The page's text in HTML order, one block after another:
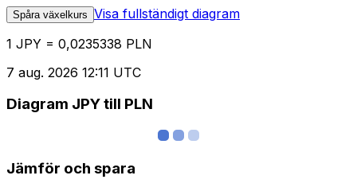
Spåra växelkurs Visa fullständigt diagram
1 JPY = 0,0235338 PLN
7 aug. 2026 12:11 UTC
Diagram JPY till PLN
Jämför och spara